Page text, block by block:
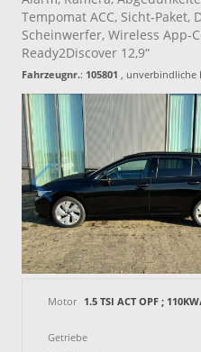
Tempomat ACC, Sicht-Paket,
Scheinwerfer, Wireless App-
Ready2Discover 12,9“
Fahrzeugnr.: 105801 , unverbindliche
Motor 1.5 TSI ACT OPF ;
Getriebe